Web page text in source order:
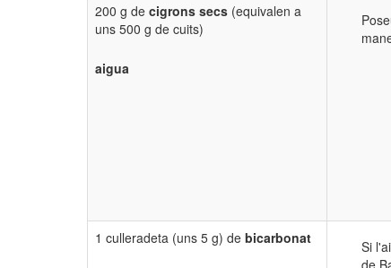
200 g de cigrons secs (equivalen a
uns 500 g de cuits)
aigua
1 culleradeta (uns 5 g) de bicarbonat
Si
de